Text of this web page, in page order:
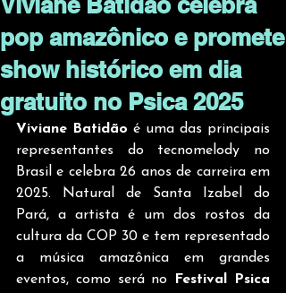
pop amazônico e promete
show histórico em dia
gratuito no Psica 2025
Viviane Batidão é uma das principais
representantes do tecnomelody no
Brasil e celebra 26 anos de carreira em
2025. Natural de Santa Izabel do
Pará, a artista é um dos rostos da
cultura da COP 30 e tem representado
a música amazônica em grandes
eventos, como será no
Festival Psica